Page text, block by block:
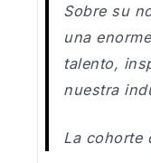
Sobre su
una
talento,
nuestra
La cohorte